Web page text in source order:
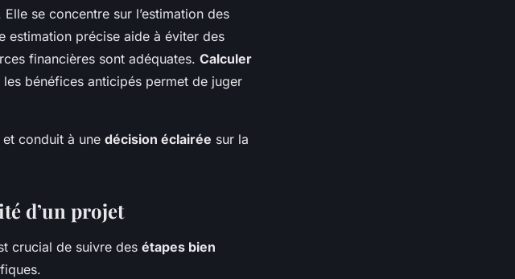
se concentre sur l’estimation des
estimation précise aide à éviter des
financières sont adéquates. Calculer
bénéfices anticipés permet de juger
et conduit à une décision éclairée sur la
d’un projet
crucial de suivre des étapes bien